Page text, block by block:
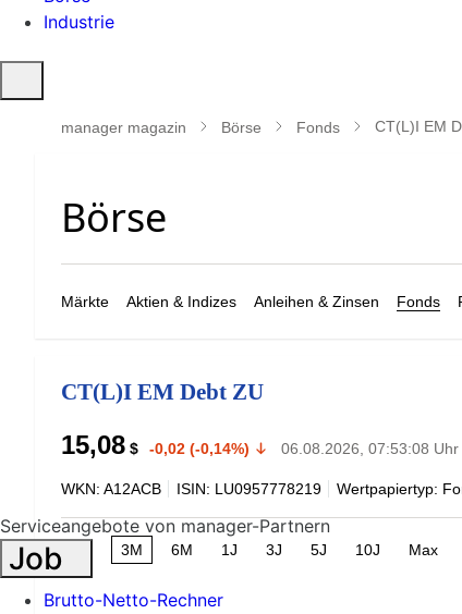
Industrie
öffnen
manager magazin Börse Fonds CT(L)I EM
Märkte Aktien & Indizes Anleihen & Zinsen Fonds
CT(L)I EM Debt ZU
15,08 $ -0,02 (-0,14%) 06.08.2026, 07:53:08 Uhr
WKN: A12ACB ISIN: LU0957778219 Wertpapiertyp:
3M 6M 1J 3J 5J 10J Max
Serviceangebote von manager-Partnern
Job
Brutto-Netto-Rechner